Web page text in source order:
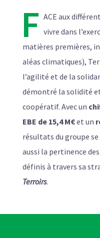
F ACE aux
vivre dans
matières premières,
aléas climatiques),
l’agilité et de la
démontré la solidité
coopératif. Avec un
EBE de 15,4 M€et un
résultats du groupe
aussi la pertinence
définis à travers sa
Terroirs.